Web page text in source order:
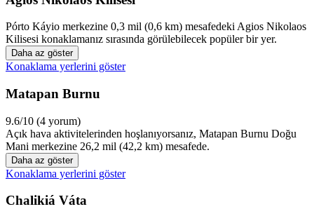
Pórto Káyio merkezine 0,3 mil (0,6 km) mesafedeki Agios Nikolaos
Kilisesi konaklamanız sırasında görülebilecek popüler bir yer.
Daha az göster
Konaklama yerlerini göster
Matapan Burnu
9.6/10 (4 yorum)
Açık hava aktivitelerinden hoşlanıyorsanız, Matapan Burnu Doğu
Mani merkezine 26,2 mil (42,2 km) mesafede.
Daha az göster
Konaklama yerlerini göster
Chalikiá Váta